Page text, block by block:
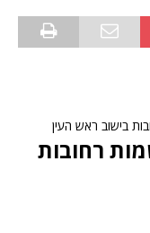
בישוב ראש העין
רחובות